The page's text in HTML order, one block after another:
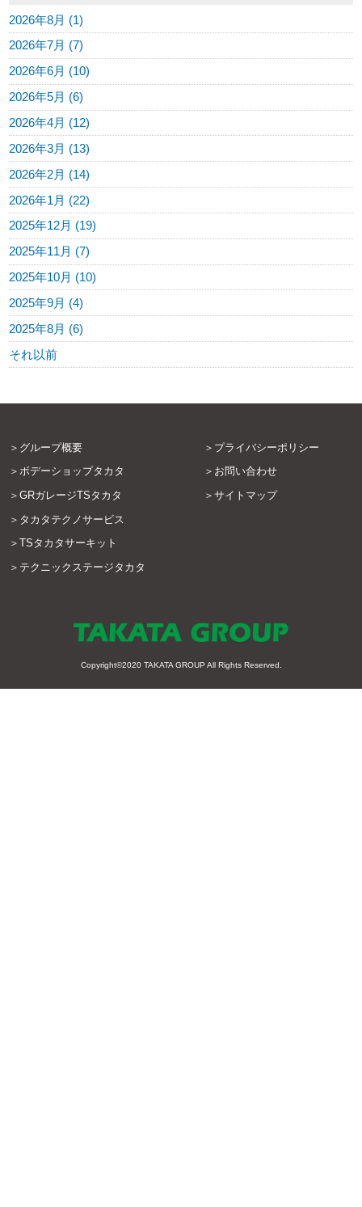
2026年8月 (1)
2026年7月 (7)
2026年6月 (10)
2026年5月 (6)
2026年4月 (12)
2026年3月 (13)
2026年2月 (14)
2026年1月 (22)
2025年12月 (19)
2025年11月 (7)
2025年10月 (10)
2025年9月 (4)
2025年8月 (6)
それ以前
グループ概要
ボデーショップタカタ
GRガレージTSタカタ
タカタテクノサービス
TSタカタサーキット
テクニックステージタカタ
プライバシーポリシー
お問い合わせ
サイトマップ
Copyright©2020 TAKATA GROUP All Rights Reserved.